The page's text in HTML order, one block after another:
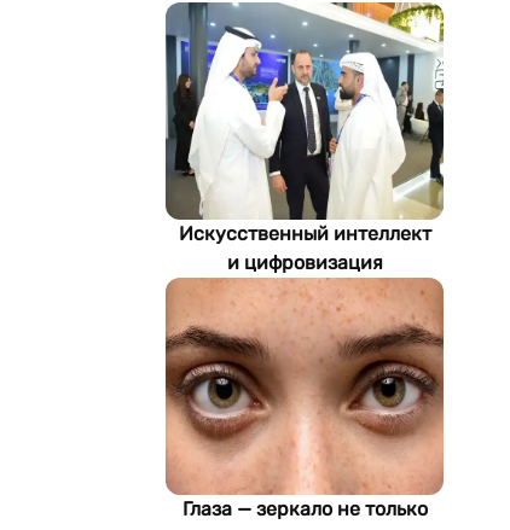
экономики Туркменистана
Искусственный интеллект
и цифровизация
определяют будущее
энергетики
Туркменистана
Глаза — зеркало не только